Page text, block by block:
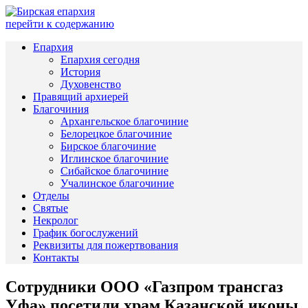
перейти к содержанию
Епархия
Епархия сегодня
История
Духовенство
Правящий архиерей
Благочиния
Архангельское благочиние
Белорецкое благочиние
Бирское благочиние
Иглинское благочиние
Сибайское благочиние
Учалинское благочиние
Отделы
Святые
Некролог
График богослужений
Реквизиты для пожертвования
Контакты
Сотрудники ООО «Газпром трансгаз